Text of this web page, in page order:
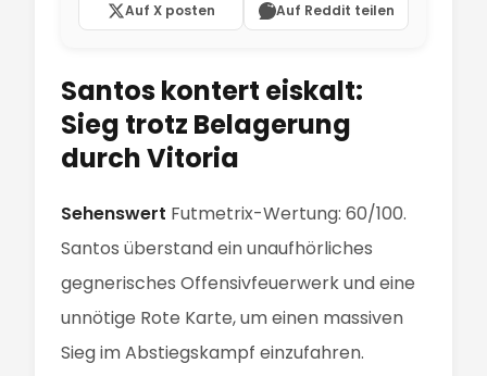
Auf X posten Auf Reddit teilen
Santos kontert eiskalt:
Sieg trotz Belagerung
durch Vitoria
Sehenswert Futmetrix-Wertung: 60/100.
Santos überstand ein unaufhörliches
gegnerisches Offensivfeuerwerk und eine
unnötige Rote Karte, um einen massiven
Sieg im Abstiegskampf einzufahren.